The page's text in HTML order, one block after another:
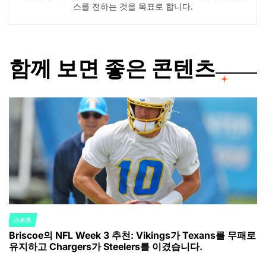
스를 전하는 것을 목표로 합니다.
함께 보면 좋은 콘텐츠
POSTED
IN
스포츠
Briscoe의 NFL Week 3 추천: Vikings가 Texans를 무패로
유지하고 Chargers가 Steelers를 이겼습니다.